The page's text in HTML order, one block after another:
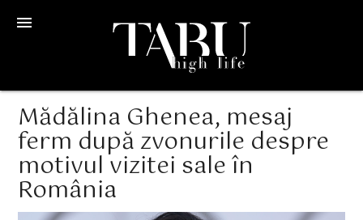
menu
Mădălina Ghenea, mesaj
ferm după zvonurile despre
motivul vizitei sale în
România